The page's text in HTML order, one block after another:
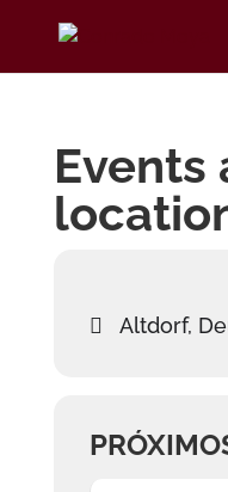
Events
Altdorf,